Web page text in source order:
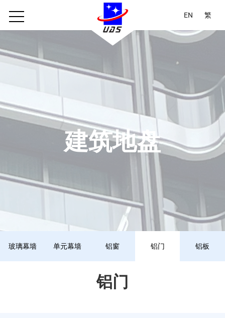
EN 繁
建筑地盘
玻璃幕墙 单元幕墙 铝窗 铝门 铝板
铝门